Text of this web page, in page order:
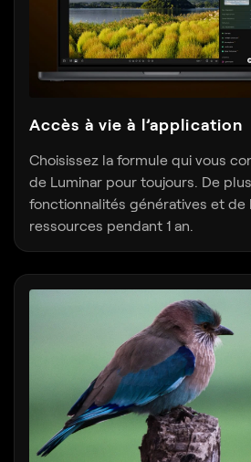
Accès à vie à l’application
Choisissez la formule qui vous
de Luminar pour toujours. De
fonctionnalités génératives et
ressources pendant 1 an.